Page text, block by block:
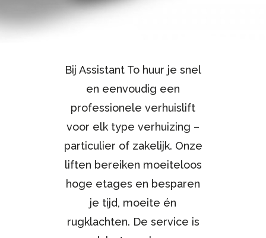
Bij Assistant To huur je snel
en eenvoudig een
professionele verhuislift
voor elk type verhuizing –
particulier of zakelijk. Onze
liften bereiken moeiteloos
hoge etages en besparen
je tijd, moeite én
rugklachten. De service is